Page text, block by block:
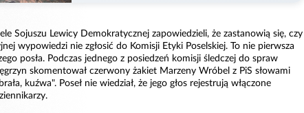
Sojuszu Lewicy Demokratycznej zapowiedzieli, że zastanowią się, czy
wypowiedzi nie zgłosić do Komisji Etyki Poselskiej. To nie pierwsza
posła. Podczas jednego z posiedzeń komisji śledczej do spraw
skomentował czerwony żakiet Marzeny Wróbel z PiS słowami
kuźwa". Poseł nie wiedział, że jego głos rejestrują włączone